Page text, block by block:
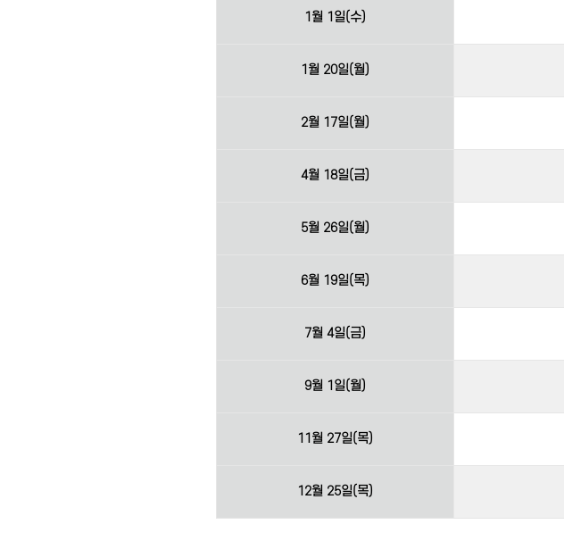
1월 1일(수)
1월 20일(월)
2월 17일(월)
4월 18일(금)
5월 26일(월)
6월 19일(목)
7월 4일(금)
9월 1일(월)
11월 27일(목)
12월 25일(목)